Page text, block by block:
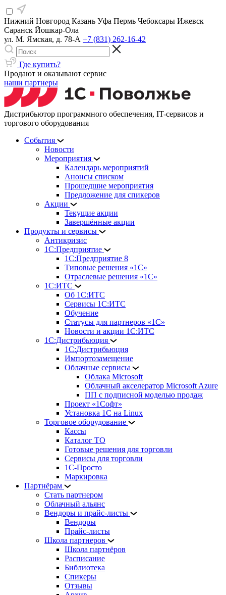
Нижний Новгород Казань Уфа Пермь Чебоксары Ижевск
Саранск Йошкар-Ола
ул. М. Ямская, д. 78-А +7 (831) 262-16-42
Где купить?
Продают и оказывают сервис
наши партнеры
Дистрибьютор программного обеспечения, IT-сервисов и
торгового оборудования
События
Новости
Мероприятия
Календарь мероприятий
Анонсы списком
Прошедшие мероприятия
Предложение для спикеров
Акции
Текущие акции
Завершённые акции
Продукты и сервисы
Антикризис
1С:Предприятие
1С:Предприятие 8
Типовые решения «1С»
Отраслевые решения «1С»
1С:ИТС
Об 1С:ИТС
Сервисы 1С:ИТС
Обучение
Статусы для партнеров «1С»
Новости и акции 1С:ИТС
1С:Дистрибьюция
1С:Дистрибьюция
Импортозамещение
Облачные сервисы
Облака Microsoft
Облачный акселератор Microsoft Azure
ПП с подписной моделью продаж
Проект «1Софт»
Установка 1С на Linux
Торговое оборудование
Кассы
Каталог ТО
Готовые решения для торговли
Сервисы для торговли
1С-Просто
Маркировка
Партнёрам
Стать партнером
Облачный альянс
Вендоры и прайс-листы
Вендоры
Прайс-листы
Школа партнеров
Школа партнёров
Расписание
Библиотека
Спикеры
Отзывы